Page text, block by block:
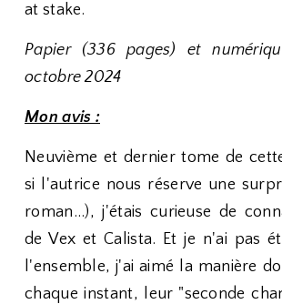
at stake.
Papier (336 pages) et
octobre 2024
Mon avis :
Neuvième et dernier tome de
si l'autrice nous réserve une
roman...), j'étais curieuse de
de Vex et Calista. Et je n'ai pas
l'ensemble, j'ai aimé la manière
chaque instant, leur "seconde